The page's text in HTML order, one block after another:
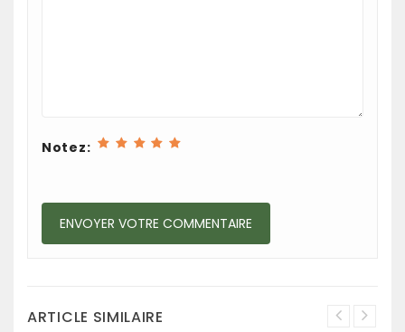
Notez:
ARTICLE SIMILAIRE